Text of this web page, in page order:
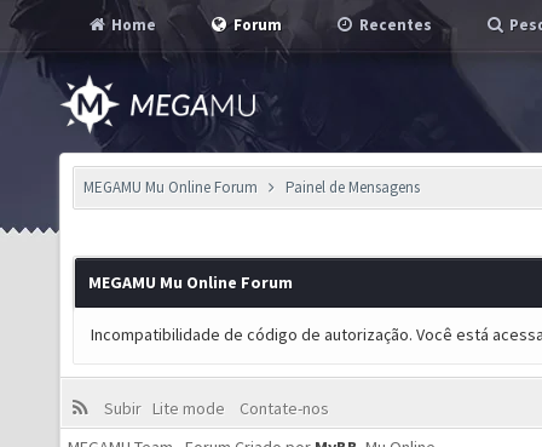
Home Forum Recentes
MEGAMU Mu Online Forum Painel de Mensagens
MEGAMU Mu Online Forum
Incompatibilidade de código de autorização. Você está
Subir Lite mode
Contate-nos